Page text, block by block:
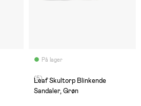
På lager
(5)
Leaf Skultorp Blinkende
Sandaler, Grøn